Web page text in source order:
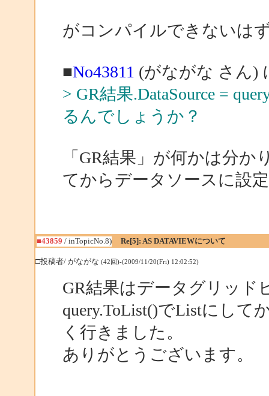
がコンパイルできないは
■No43811 (がながな さん)
> GR結果.DataSource =
るんでしょうか？
「GR結果」が何かは分か
てからデータソースに設
■43859 / inTopicNo.8) Re[5]: AS DATAVIEWについて
□投稿者/ がながな (42回)-(2009/11/20(Fri) 12:02:52)
GR結果はデータグリッド
query.ToList()でListにして
く行きました。
ありがとうございます。